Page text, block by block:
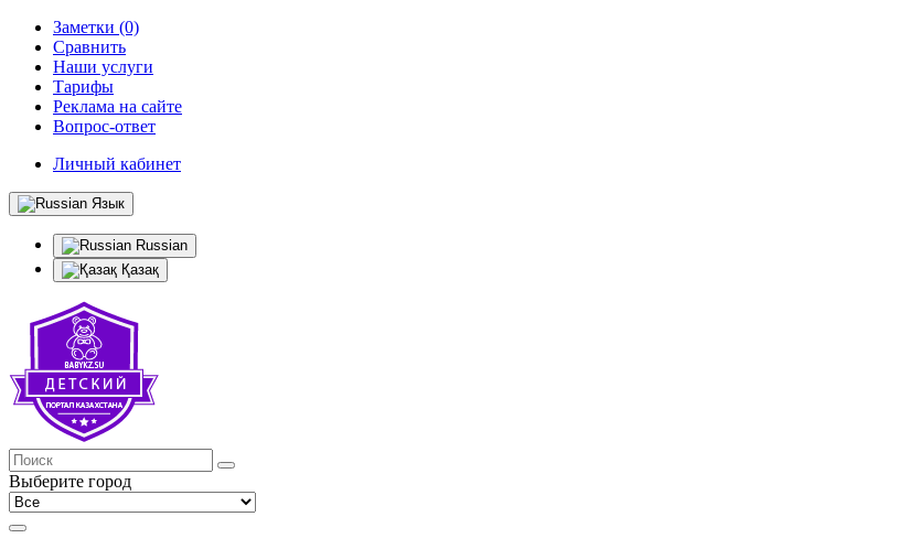
Заметки (0)
Сравнить
Наши услуги
Тарифы
Реклама на сайте
Вопрос-ответ
Личный кабинет
Язык
Russian
Қазақ
Выберите город